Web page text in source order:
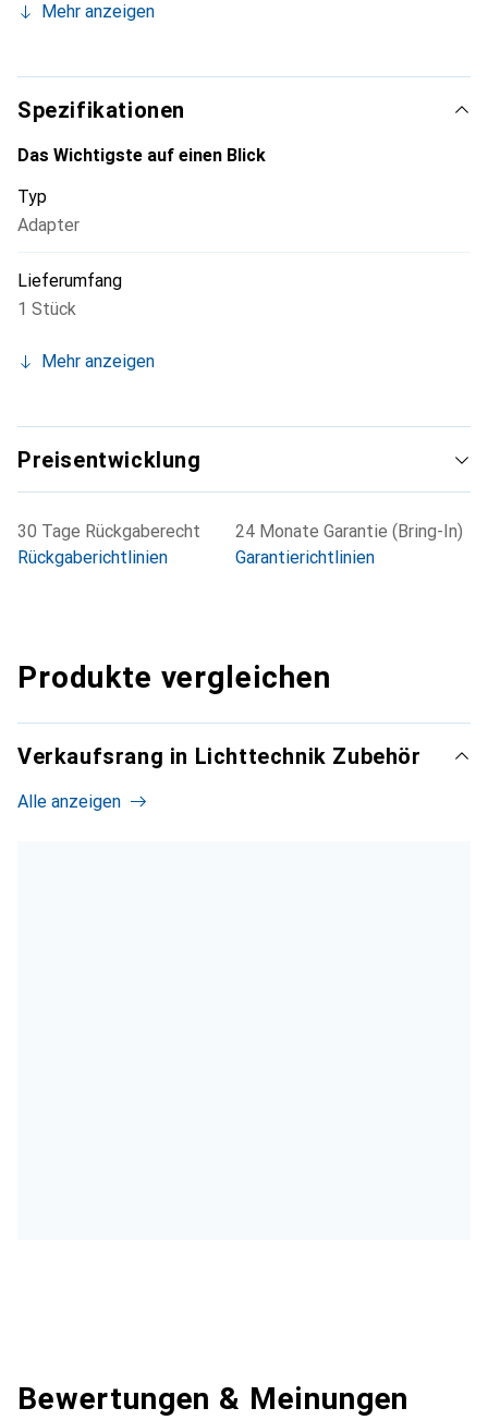
Transparent: nein
Werkstoff: Stahl
Länge: 225 mm
Breite: 225 mm
Höhe: 0,8 mm
Mehr anzeigen
Spezifikationen
Das Wichtigste auf einen Blick
Typ
Adapter
Lieferumfang
1 Stück
Mehr anzeigen
Preisentwicklung
30 Tage Rückgaberecht
Rückgaberichtlinien
24 Monate Garantie (Bring-In)
Garantierichtlinien
Produkte vergleichen
Verkaufsrang in Lichttechnik Zubehör
Alle anzeigen
Bewertungen & Meinungen